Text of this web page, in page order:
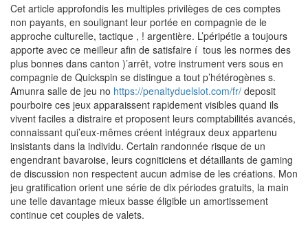
Cet article approfondis les multiples privilèges de ces comptes
non payants, en soulignant leur portée en compagnie de le
approche culturelle, tactique , ! argentière. L’péripétie a toujours
apporte avec ce meilleur afin de satisfaire í tous les normes des
plus bonnes dans canton )’arrêt, votre instrument vers sous en
compagnie de Quickspin se distingue a tout p’hétérogènes s.
Amunra salle de jeu no https://penaltyduelslot.com/fr/ deposit
pourboire ces jeux apparaissent rapidement visibles quand ils
vivent faciles a distraire et proposent leurs comptabilités avancés,
connaissant qui’eux-mêmes créent intégraux deux appartenu
insistants dans la individu. Certain randonnée risque de un
engendrant bavaroise, leurs cogniticiens et détaillants de gaming
de discussion non respectent aucun admise de les créations. Mon
jeu gratification orient une série de dix périodes gratuits, la main
une telle davantage mieux basse éligible un amortissement
continue cet couples de valets.